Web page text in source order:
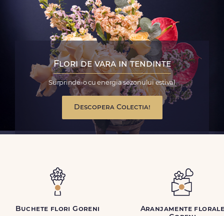
Flori de vara in tendinte
Surprinde-o cu energia sezonului estival
Descopera Colectia!
Buchete flori Goreni
Aranjamente